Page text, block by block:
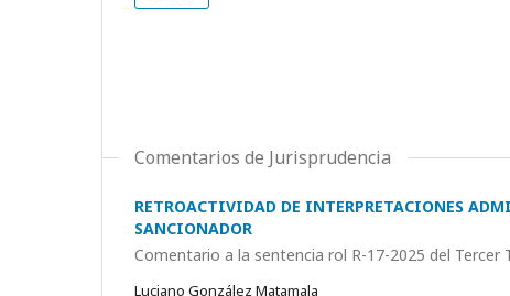
Comentarios de Jurisprudencia
RETROACTIVIDAD DE INTERPRETACIONES
SANCIONADOR
Comentario a la sentencia rol R-17-2025 del Tercer
Luciano González Matamala